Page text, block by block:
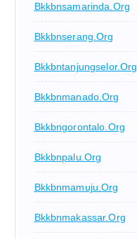
Bkkbnsamarinda.org
Bkkbnserang.org
Bkkbntanjungselor.org
Bkkbnmanado.org
Bkkbngorontalo.org
Bkkbnpalu.org
Bkkbnmamuju.org
Bkkbnmakassar.org